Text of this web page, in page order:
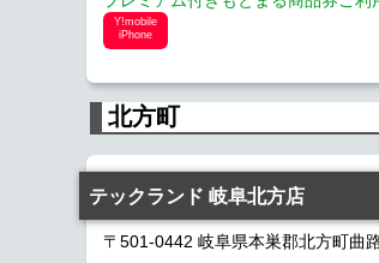
Y!mobile
iPhone
北方町
テックランド 岐阜北方店
〒501-0442 岐阜県本巣郡北方町曲